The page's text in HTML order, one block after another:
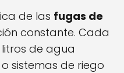
de las fugas de
constante. Cada
de agua
sistemas de riego